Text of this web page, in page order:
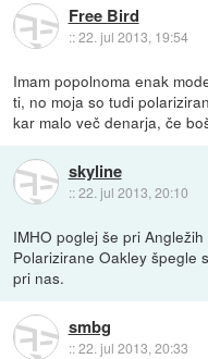
Free Bird
::22. jul 2013, 19:54
Imam popolnoma enak
ti, no moja so tudi
kar malo več denarja, če
skyline
::22. jul 2013, 20:10
IMHO poglej še pri
Polarizirane Oakley špegle
pri nas.
smbg
::22. jul 2013, 20:33